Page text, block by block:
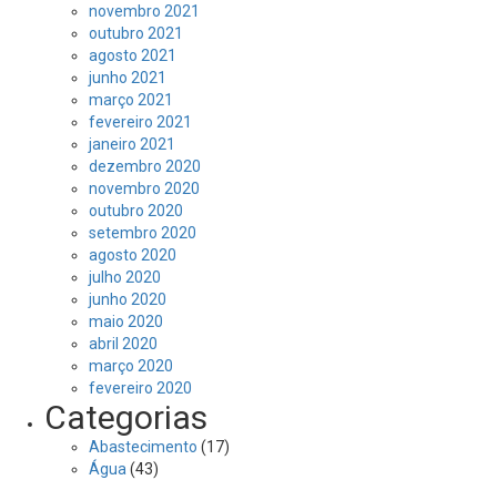
novembro 2021
outubro 2021
agosto 2021
junho 2021
março 2021
fevereiro 2021
janeiro 2021
dezembro 2020
novembro 2020
outubro 2020
setembro 2020
agosto 2020
julho 2020
junho 2020
maio 2020
abril 2020
março 2020
fevereiro 2020
Categorias
Abastecimento (17)
Água (43)